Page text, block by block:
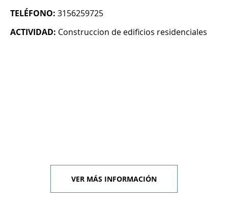
TELÉFONO: 3156259725
ACTIVIDAD: Construccion de edificios residenciales
VER MÁS INFORMACIÓN